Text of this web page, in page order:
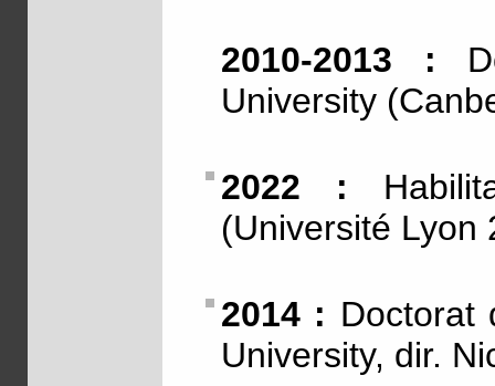
2010-2013 :
University
2022 :
(Université Lyon
2014 : Doctorat
University, dir.